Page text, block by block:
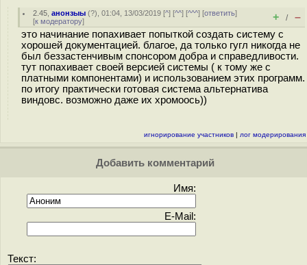
2.45 ,анонзыы (?), 01:04, 13/03/2019 [^] [^^] [^^^] [ответить]
[к модератору] + / –
это начинание попахивает попыткой создать систему с
хорошей документацией. благое, да только гугл никогда не
был беззастенчивым спонсором добра и справедливости.
тут попахивает своей версией системы ( к тому же с
платными компонентами) и использованием этих программ.
по итогу практически готовая система альтернатива
виндовс. возможно даже их хромоось))
игнорирование участников | лог модерирования
Добавить комментарий
Имя:
E-Mail:
Текст: